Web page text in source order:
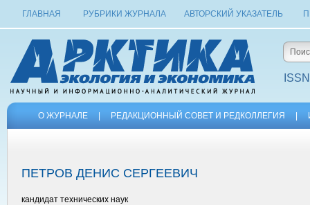
ГЛАВНАЯ РУБРИКИ ЖУРНАЛА АВТОРСКИЙ УКАЗАТЕЛЬ
О ЖУРНАЛЕ РЕДАКЦИОННЫЙ СОВЕТ И РЕДКОЛЛЕГИЯ
ПЕТРОВ ДЕНИС СЕРГЕЕВИЧ
кандидат технических наук